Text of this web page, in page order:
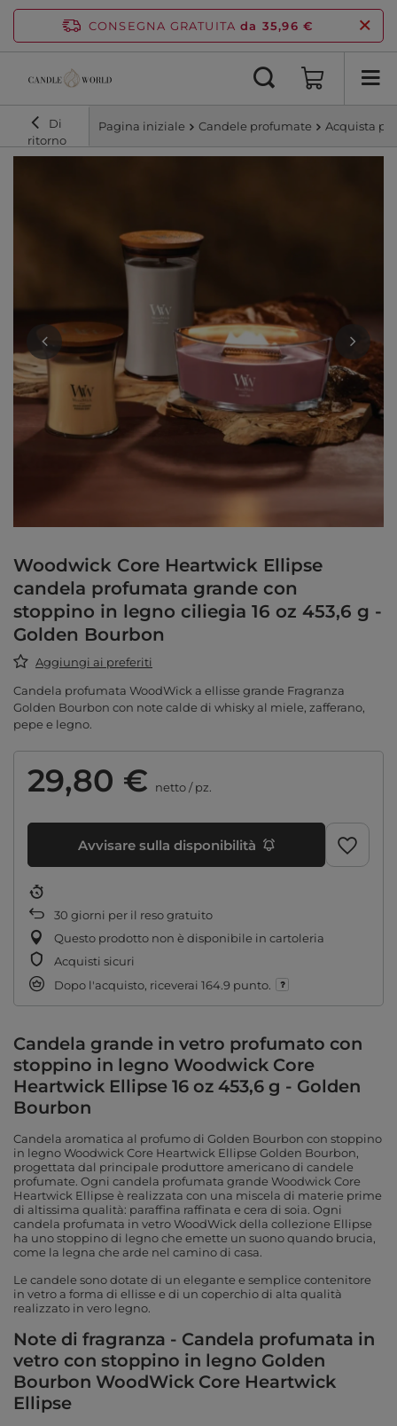
CONSEGNA GRATUITA da 35,96 €
Di
ritorno
Pagina iniziale Candele profumate Acquista per
Woodwick Core Heartwick Ellipse
candela profumata grande con
stoppino in legno ciliegia 16 oz 453,6 g -
Golden Bourbon
Aggiungi ai preferiti
Candela profumata WoodWick a ellisse grande Fragranza
Golden Bourbon con note calde di whisky al miele, zafferano,
pepe e legno.
29,80 € netto/pz.
Avvisare sulla disponibilità
30 giorni per il reso gratuito
Questo prodotto non è disponibile in cartoleria
Acquisti sicuri
Dopo l'acquisto, riceverai 164.9 punto.
Candela grande in vetro profumato con
stoppino in legno Woodwick Core
Heartwick Ellipse 16 oz 453,6 g - Golden
Bourbon
Candela aromatica al profumo di Golden Bourbon con stoppino
in legno Woodwick Core Heartwick Ellipse Golden Bourbon,
progettata dal principale produttore americano di candele
profumate. Ogni candela profumata grande Woodwick Core
Heartwick Ellipse è realizzata con una miscela di materie prime
di altissima qualità: paraffina raffinata e cera di soia. Ogni
candela profumata in vetro WoodWick della collezione Ellipse
ha uno stoppino di legno che emette un suono quando brucia,
come la legna che arde nel camino di casa.
Le candele sono dotate di un elegante e semplice contenitore
in vetro a forma di ellisse e di un coperchio di alta qualità
realizzato in vero legno.
Note di fragranza - Candela profumata in
vetro con stoppino in legno Golden
Bourbon WoodWick Core Heartwick
Ellipse